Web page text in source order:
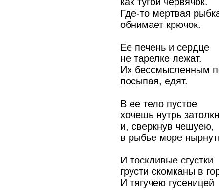
Где-то мертвая
обнимает крючок.
Ее печень и сердце
не тарелке лежат.
Их бессмысленным
посыпая, едят.
В ее тело пустое
хочешь нутрь
и, сверкнув чешуею,
в рыбье море
И тоскливые сгустки
грусти скомканы в
И тягучею гусеницей